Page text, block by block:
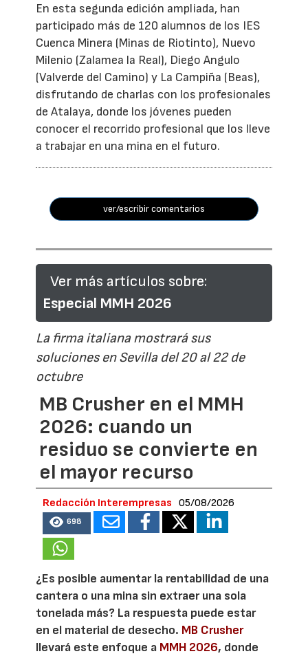
En esta segunda edición ampliada, han
participado más de 120 alumnos de los IES
Cuenca Minera (Minas de Riotinto), Nuevo
Milenio (Zalamea la Real), Diego Angulo
(Valverde del Camino) y La Campiña (Beas),
disfrutando de charlas con los profesionales
de Atalaya, donde los jóvenes pueden
conocer el recorrido profesional que los lleve
a trabajar en una mina en el futuro.
ver/escribir comentarios
Ver más artículos sobre:
Especial MMH 2026
La firma italiana mostrará sus
soluciones en Sevilla del 20 al 22 de
octubre
MB Crusher en el MMH
2026: cuando un
residuo se convierte en
el mayor recurso
Redacción Interempresas 05/08/2026
698
¿Es posible aumentar la rentabilidad de una
cantera o una mina sin extraer una sola
tonelada más? La respuesta puede estar
en el material de desecho. MB Crusher
llevará este enfoque a MMH 2026, donde